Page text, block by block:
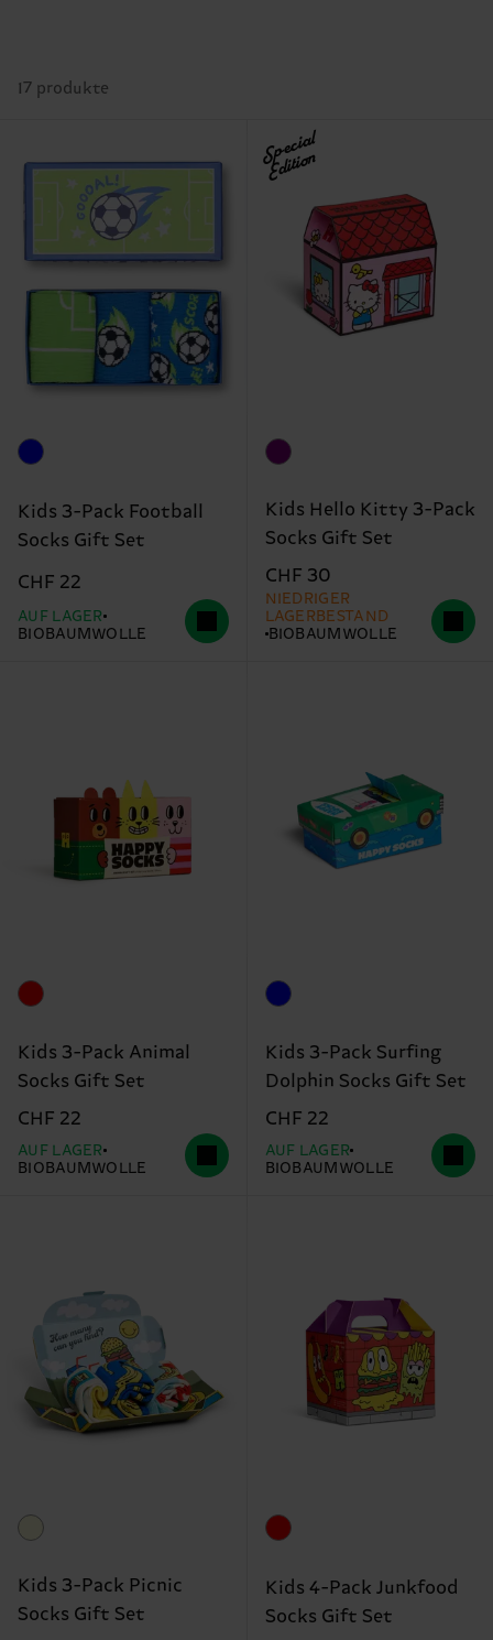
17 produkte
Kids 3-Pack Football
Socks Gift Set
CHF 22
AUF LAGER
BIOBAUMWOLLE
Special
Edition
Kids Hello Kitty 3-Pack
Socks Gift Set
CHF 30
NIEDRIGER
LAGERBESTAND
BIOBAUMWOLLE
Kids 3-Pack Animal
Socks Gift Set
CHF 22
AUF LAGER
BIOBAUMWOLLE
Kids 3-Pack Surfing
Dolphin Socks Gift Set
CHF 22
AUF LAGER
BIOBAUMWOLLE
Kids 3-Pack Picnic
Socks Gift Set
Kids 4-Pack Junkfood
Socks Gift Set